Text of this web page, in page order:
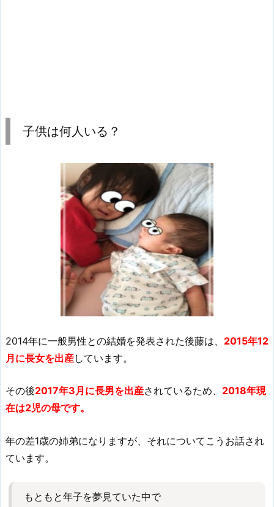
子供は何人いる？
2014年に一般男性との結婚を発表された後藤は、 2015年12
月に長女を出産しています。
その後2017年3月に長男を出産されているため、 2018年現
在は2児の母です。
年の差1歳の姉弟になりますが、それについてこうお話され
ています。
もともと年子を夢見ていた中で